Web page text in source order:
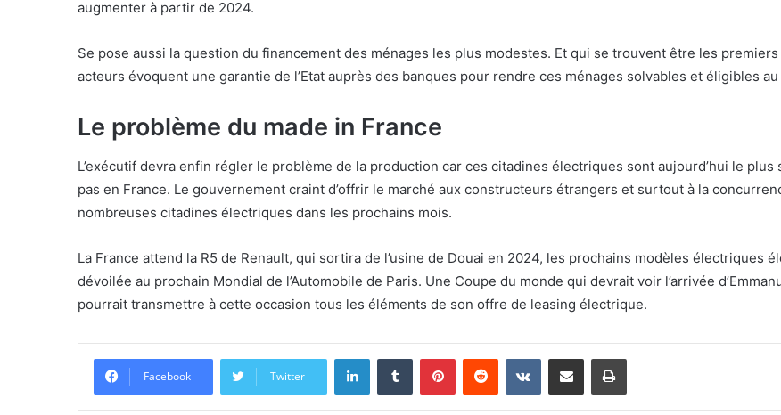
augmenter à partir de 2024.
Se pose aussi la question du financement des ménages les plus modestes. Et qui se trouvent être les
acteurs évoquent une garantie de l’Etat auprès des banques pour rendre ces ménages solvables et éligibles
Le problème du made in France
L’exécutif devra enfin régler le problème de la production car ces citadines électriques sont aujourd’hui le plus
pas en France. Le gouvernement craint d’offrir le marché aux constructeurs étrangers et surtout à la
nombreuses citadines électriques dans les prochains mois.
La France attend la R5 de Renault, qui sortira de l’usine de Douai en 2024, les prochains modèles électriques
dévoilée au prochain Mondial de l’Automobile de Paris. Une Coupe du monde qui devrait voir l’arrivée
pourrait transmettre à cette occasion tous les éléments de son offre de leasing électrique.
Facebook Twitter
LinkedinTumblr PinterestReddit VKontaktePartager par email Imprimer